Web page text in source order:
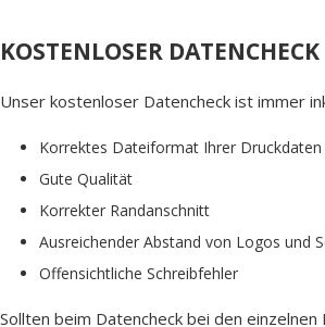
KOSTENLOSER DATENCHECK
Unser kostenloser Datencheck ist immer
Korrektes Dateiformat Ihrer
Gute Qualität
Korrekter Randanschnitt
Ausreichender Abstand von Logos und
Offensichtliche Schreibfehler
Sollten beim Datencheck bei den